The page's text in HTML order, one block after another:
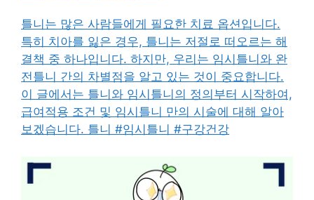
틀니는 많은 사람들에게 필요한 치료 옵션입니다.
특히 치아를 잃은 경우, 틀니는 저절로 떠오르는 해
결책 중 하나입니다. 하지만, 우리는 임시틀니와 완
전틀니 간의 차별점을 알고 있는 것이 중요합니다.
이 글에서는 틀니와 임시틀니의 정의부터 시작하여,
급여적용 조건 및 임시틀니 만의 시술에 대해 알아
보겠습니다. 틀니 #임시틀니 #구강건강